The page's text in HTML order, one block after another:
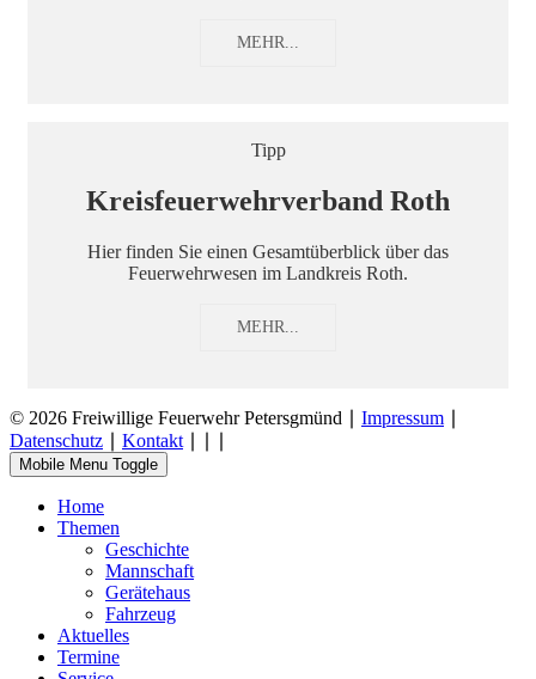
MEHR...
Tipp
Kreisfeuerwehrverband Roth
Hier finden Sie einen Gesamtüberblick über das
Feuerwehrwesen im Landkreis Roth.
MEHR...
© 2026 Freiwillige Feuerwehr Petersgmünd ∣ Impressum
Datenschutz
Kontakt
Mobile Menu Toggle
Home
Themen
Geschichte
Mannschaft
Gerätehaus
Fahrzeug
Aktuelles
Termine